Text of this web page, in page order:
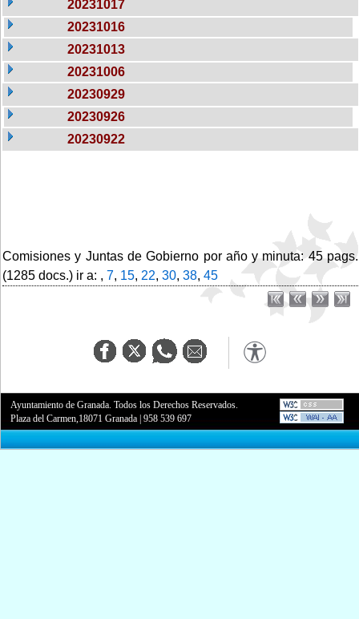
20231017
20231016
20231013
20231006
20230929
20230926
20230922
Comisiones y Juntas de Gobierno por año y minuta: 45 pags.
(1285 docs.) ir a: , 7, 15, 22, 30, 38, 45
Ayuntamiento de Granada. Todos los Derechos Reservados.
Plaza del Carmen,18071 Granada |958 539 697